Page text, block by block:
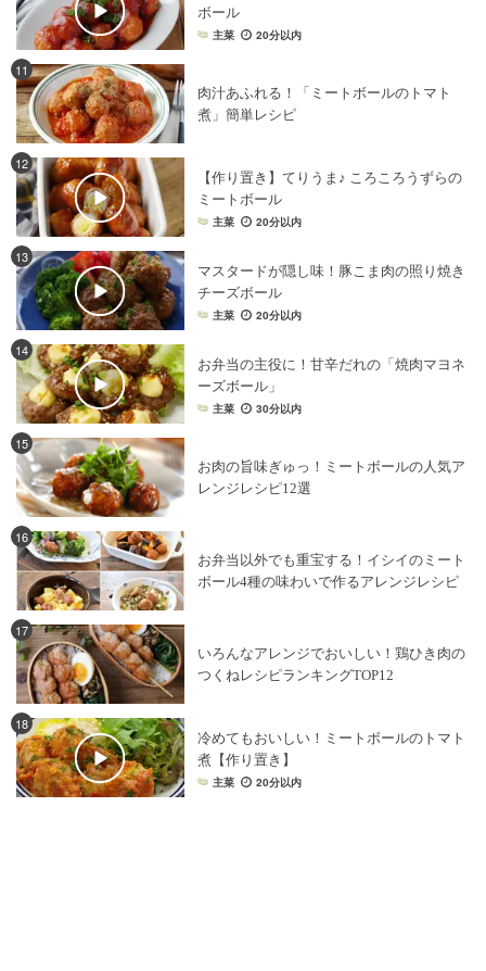
ボール
主菜 20分以内
11
肉汁あふれる！「ミートボールのトマト
煮」簡単レシピ
12
【作り置き】てりうま♪ ころころうずらの
ミートボール
主菜 20分以内
13
マスタードが隠し味！豚こま肉の照り焼き
チーズボール
主菜 20分以内
14
お弁当の主役に！甘辛だれの「焼肉マヨネ
ーズボール」
主菜 30分以内
15
お肉の旨味ぎゅっ！ミートボールの人気ア
レンジレシピ12選
16
お弁当以外でも重宝する！イシイのミート
ボール4種の味わいで作るアレンジレシピ
17
いろんなアレンジでおいしい！鶏ひき肉の
つくねレシピランキングTOP12
18
冷めてもおいしい！ミートボールのトマト
煮【作り置き】
主菜 20分以内